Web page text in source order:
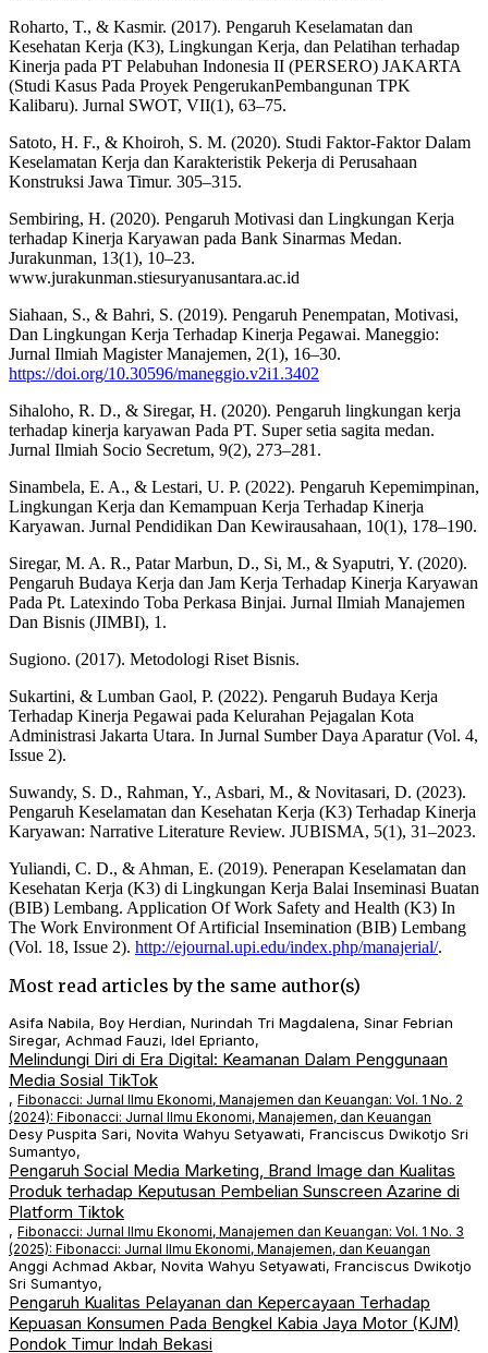
Roharto, T., & Kasmir. (2017). Pengaruh Keselamatan dan
Kesehatan Kerja (K3), Lingkungan Kerja, dan Pelatihan terhadap
Kinerja pada PT Pelabuhan Indonesia II (PERSERO) JAKARTA
(Studi Kasus Pada Proyek PengerukanPembangunan TPK
Kalibaru). Jurnal SWOT, VII(1), 63–75.
Satoto, H. F., & Khoiroh, S. M. (2020). Studi Faktor-Faktor Dalam
Keselamatan Kerja dan Karakteristik Pekerja di Perusahaan
Konstruksi Jawa Timur. 305–315.
Sembiring, H. (2020). Pengaruh Motivasi dan Lingkungan Kerja
terhadap Kinerja Karyawan pada Bank Sinarmas Medan.
Jurakunman, 13(1), 10–23.
www.jurakunman.stiesuryanusantara.ac.id
Siahaan, S., & Bahri, S. (2019). Pengaruh Penempatan, Motivasi,
Dan Lingkungan Kerja Terhadap Kinerja Pegawai. Maneggio:
Jurnal Ilmiah Magister Manajemen, 2(1), 16–30.
https://doi.org/10.30596/maneggio.v2i1.3402
Sihaloho, R. D., & Siregar, H. (2020). Pengaruh lingkungan kerja
terhadap kinerja karyawan Pada PT. Super setia sagita medan.
Jurnal Ilmiah Socio Secretum, 9(2), 273–281.
Sinambela, E. A., & Lestari, U. P. (2022). Pengaruh Kepemimpinan,
Lingkungan Kerja dan Kemampuan Kerja Terhadap Kinerja
Karyawan. Jurnal Pendidikan Dan Kewirausahaan, 10(1), 178–190.
Siregar, M. A. R., Patar Marbun, D., Si, M., & Syaputri, Y. (2020).
Pengaruh Budaya Kerja dan Jam Kerja Terhadap Kinerja Karyawan
Pada Pt. Latexindo Toba Perkasa Binjai. Jurnal Ilmiah Manajemen
Dan Bisnis (JIMBI), 1.
Sugiono. (2017). Metodologi Riset Bisnis.
Sukartini, & Lumban Gaol, P. (2022). Pengaruh Budaya Kerja
Terhadap Kinerja Pegawai pada Kelurahan Pejagalan Kota
Administrasi Jakarta Utara. In Jurnal Sumber Daya Aparatur (Vol. 4,
Issue 2).
Suwandy, S. D., Rahman, Y., Asbari, M., & Novitasari, D. (2023).
Pengaruh Keselamatan dan Kesehatan Kerja (K3) Terhadap Kinerja
Karyawan: Narrative Literature Review. JUBISMA, 5(1), 31–2023.
Yuliandi, C. D., & Ahman, E. (2019). Penerapan Keselamatan dan
Kesehatan Kerja (K3) di Lingkungan Kerja Balai Inseminasi Buatan
(BIB) Lembang. Application Of Work Safety and Health (K3) In
The Work Environment Of Artificial Insemination (BIB) Lembang
(Vol. 18, Issue 2). http://ejournal.upi.edu/index.php/manajerial/.
Most read articles by the same author(s)
Asifa Nabila, Boy Herdian, Nurindah Tri Magdalena, Sinar Febrian
Siregar, Achmad Fauzi, Idel Eprianto,
Melindungi Diri di Era Digital: Keamanan Dalam Penggunaan
Media Sosial TikTok
, Fibonacci: Jurnal Ilmu Ekonomi, Manajemen dan Keuangan: Vol. 1 No. 2
(2024): Fibonacci: Jurnal Ilmu Ekonomi, Manajemen, dan Keuangan
Desy Puspita Sari, Novita Wahyu Setyawati, Franciscus Dwikotjo Sri
Sumantyo,
Pengaruh Social Media Marketing, Brand Image dan Kualitas
Produk terhadap Keputusan Pembelian Sunscreen Azarine di
Platform Tiktok
, Fibonacci: Jurnal Ilmu Ekonomi, Manajemen dan Keuangan: Vol. 1 No. 3
(2025): Fibonacci: Jurnal Ilmu Ekonomi, Manajemen, dan Keuangan
Anggi Achmad Akbar, Novita Wahyu Setyawati, Franciscus Dwikotjo
Sri Sumantyo,
Pengaruh Kualitas Pelayanan dan Kepercayaan Terhadap
Kepuasan Konsumen Pada Bengkel Kabia Jaya Motor (KJM)
Pondok Timur Indah Bekasi